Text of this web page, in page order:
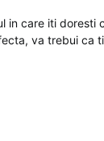
in care iti doresti
va trebui ca